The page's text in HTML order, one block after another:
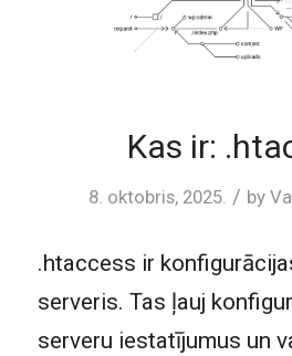
Kas ir:
8. oktobris, 2025. / by
.htaccess ir
serveris. Tas ļauj
serveru iestatījumus un